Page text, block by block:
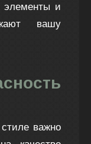
элементы и
вашу
важно